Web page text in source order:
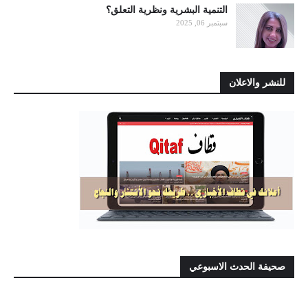
التنمية البشرية ونظرية التعلق؟
سبتمبر 06, 2025
للنشر والاعلان
صحيفة الحدث الاسبوعي